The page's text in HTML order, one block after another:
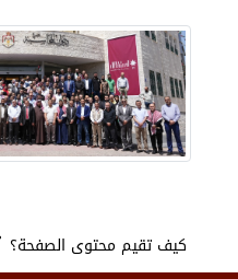
كيف تقيم محتوى الصفحة؟